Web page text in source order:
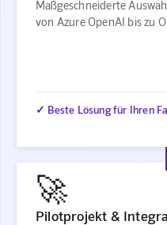
Maßgeschneiderte
von Azure OpenAI bis zu
✓ Beste Lösung für Ihren
🚀
Pilotprojekt &